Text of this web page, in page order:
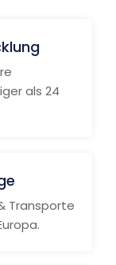
als 24
Transporte